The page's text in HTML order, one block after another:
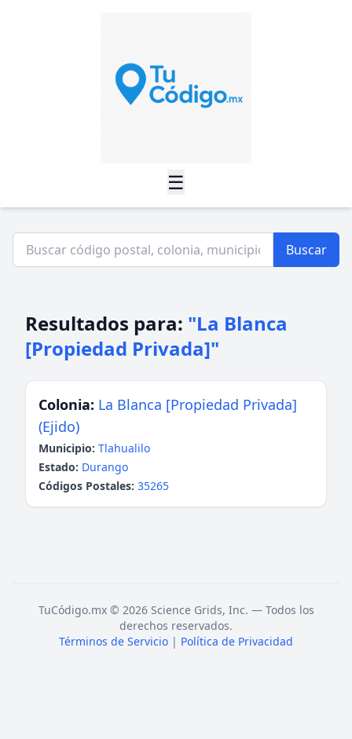
☰
Buscar
Resultados para: "La Blanca
[Propiedad Privada]"
Colonia: La Blanca [Propiedad Privada]
(Ejido)
Municipio: Tlahualilo
Estado: Durango
Códigos Postales: 35265
TuCódigo.mx © 2026 Science Grids, Inc. — Todos los
derechos reservados.
Términos de Servicio | Política de Privacidad